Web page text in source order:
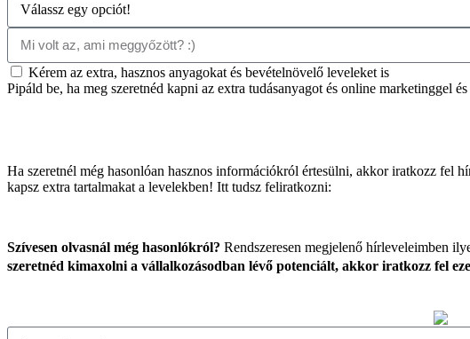
Kérem az extra, hasznos anyagokat és bevételnövelő leveleket is
Pipáld be, ha meg szeretnéd kapni az extra tudásanyagot és online marketinggel
Ha szeretnél még hasonlóan hasznos információkról értesülni, akkor iratkozz fel
kapsz extra tartalmakat a levelekben! Itt tudsz feliratkozni:
Szívesen olvasnál még hasonlókról? Rendszeresen megjelenő hírleveleimben
szeretnéd kimaxolni a vállalkozásodban lévő potenciált, akkor iratkozz fel